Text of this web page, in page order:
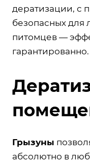
дератизации, с
безопасных
питомцев —
гарантированно.
Грызуны
абсолютно в